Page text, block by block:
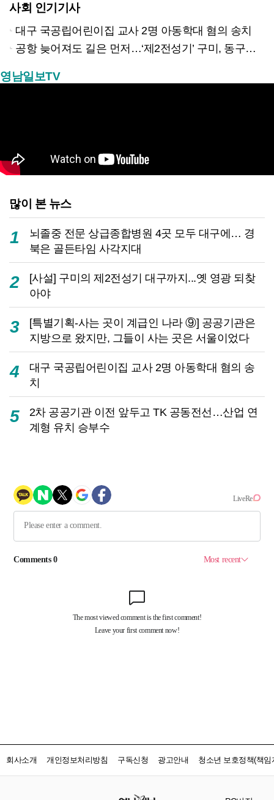
사회 인기기사
대구 국공립어린이집 교사 2명 아동학대 혐의 송치
공항 늦어져도 길은 먼저…‘제2전성기’ 구미, 동구미역 더 절실
영남일보TV
많이 본 뉴스
1
뇌졸중 전문 상급종합병원 4곳 모두 대구에… 경
북은 골든타임 사각지대
2
[사설] 구미의 제2전성기 대구까지...옛 영광 되찾
아야
3
[특별기획-사는 곳이 계급인 나라 ⑨] 공공기관은
지방으로 왔지만, 그들이 사는 곳은 서울이었다
4
대구 국공립어린이집 교사 2명 아동학대 혐의 송
치
5
2차 공공기관 이전 앞두고 TK 공동전선…산업 연
계형 유치 승부수
회사소개 개인정보처리방침 구독신청 광고안내 청소년 보호정책(책임